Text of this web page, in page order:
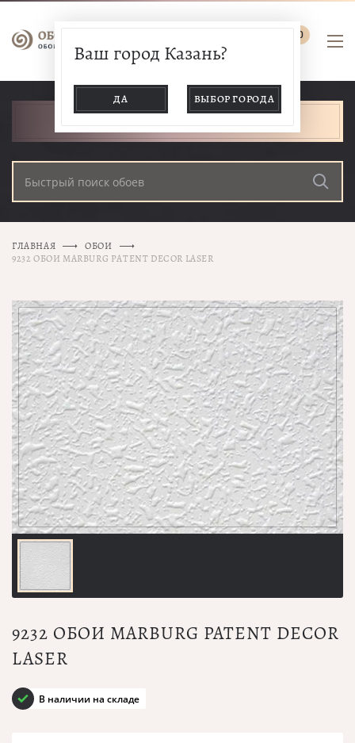
0
Ваш город Казань?
ДА ВЫБОР ГОРОДА
ГЛАВНАЯ
ОБОИ
9232 ОБОИ MARBURG PATENT DECOR LASER
9232 ОБОИ MARBURG PATENT DECOR
LASER
В наличии на складе